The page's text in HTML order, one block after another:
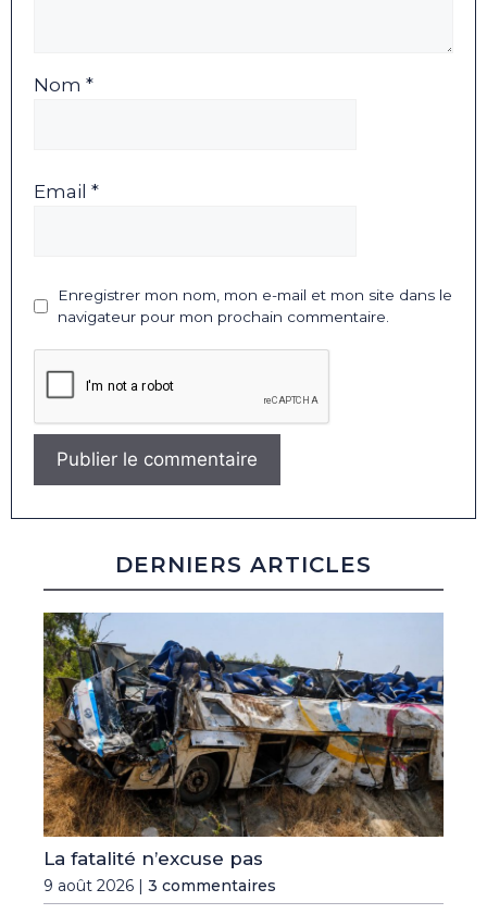
Nom *
Email *
Enregistrer mon nom, mon e-mail et mon site dans le
navigateur pour mon prochain commentaire.
DERNIERS ARTICLES
La fatalité n’excuse pas
9 août 2026 | 3 commentaires